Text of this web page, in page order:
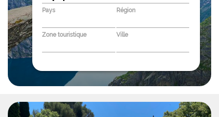
Pays Région
Zone touristique Ville